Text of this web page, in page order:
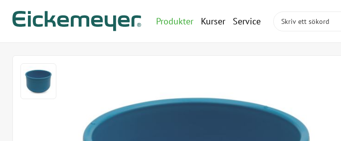
Produkter Kurser Service